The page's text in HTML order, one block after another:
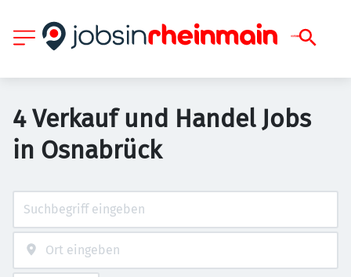
4 Verkauf und Handel Jobs
in Osnabrück